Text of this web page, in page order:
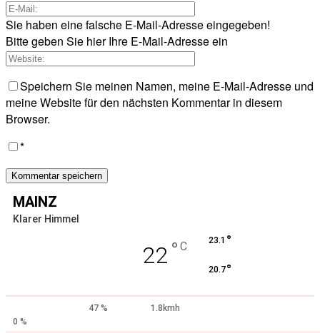
Sie haben eine falsche E-Mail-Adresse eingegeben!
Bitte geben Sie hier Ihre E-Mail-Adresse ein
Speichern Sie meinen Namen, meine E-Mail-Adresse und
meine Website für den nächsten Kommentar in diesem
Browser.
*
MAINZ
Klarer Himmel
22 ° C 23.1 °
20.7°
47 %
1.8kmh
0 %